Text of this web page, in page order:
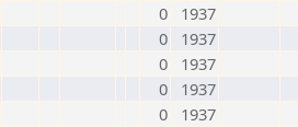
0
1937
0
1937
0
1937
0
1937
0
1937